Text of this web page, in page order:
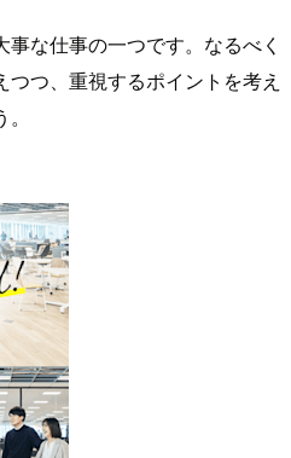
な仕事の一つです。なるべく
つ、重視するポイントを考え